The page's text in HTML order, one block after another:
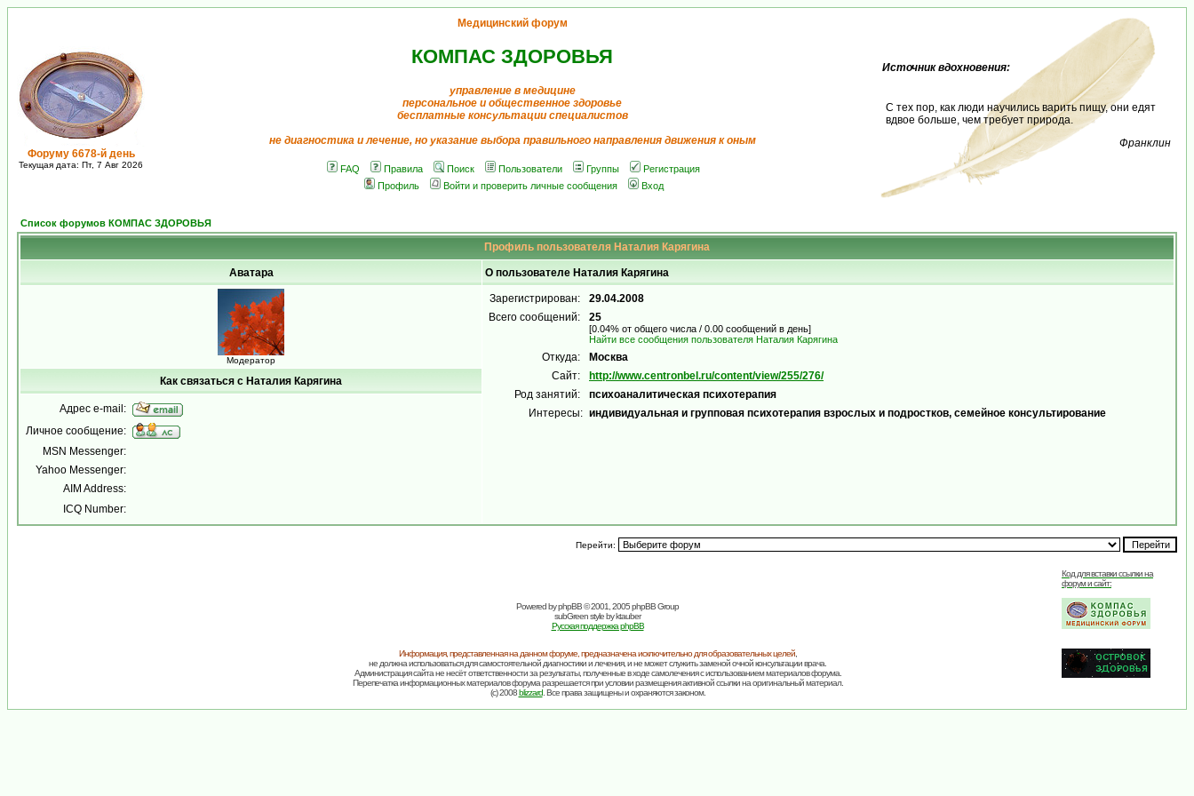
Форуму 6678-й день
Текущая дата: Пт, 7 Авг 2026
Медицинский форум
КОМПАС ЗДОРОВЬЯ
управление в медицине
персональное и общественное здоровье
бесплатные консультации специалистов
не диагностика и лечение, но указание выбора правильного направления движения к оным
FAQ Правила Поиск Пользователи Группы
Регистрация
Профиль
Войти и проверить личные сообщения Вход
Источник вдохновения:
С тех пор, как люди научились варить пищу, они едят
вдвое больше, чем требует природа.
Франклин
Список форумов КОМПАС ЗДОРОВЬЯ
Профиль пользователя Наталия Карягина
Аватара О пользователе Наталия Карягина
Модератор
Зарегистрирован:
29.04.2008
Всего сообщений:
25
[0.04% от общего числа / 0.00 сообщений в день]
Найти все сообщения пользователя Наталия Карягина
Откуда:
Москва
Сайт:
http://www.centronbel.ru/content/view/255/276/
Род занятий:
психоаналитическая психотерапия
Интересы: индивидуальная и групповая психотерапия взрослых и подростков, семейное консультирование
Как связаться с Наталия Карягина
Адрес e-mail:
Личное сообщение:
MSN Messenger:
Yahoo Messenger:
AIM Address:
ICQ Number:
Перейти:
Powered byphpBB© 2001, 2005 phpBB Group
subGreen style byktauber
Русская поддержка phpBB
Код для вставки ссылки на
форум и сайт:
Информация, представленная на данном форуме, предназначена исключительно для образовательных целей,
не должна использоваться для самостоятельной диагностики и лечения, и не может служить заменой очной консультации врача.
Администрация сайта не несёт ответственности за результаты, полученные в ходе самолечения с использованием материалов форума.
Перепечатка информационных материалов форума разрешается при условии размещения активной ссылки на оригинальный материал.
(c) 2008blizzard. Все права защищены и охраняются законом.